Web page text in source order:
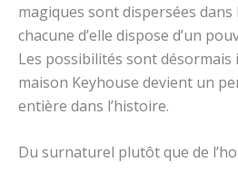
magiques sont dispersées
chacune d’elle dispose d’un
Les possibilités sont désormais
maison Keyhouse devient un
entière dans l’histoire.
Du surnaturel plutôt que de